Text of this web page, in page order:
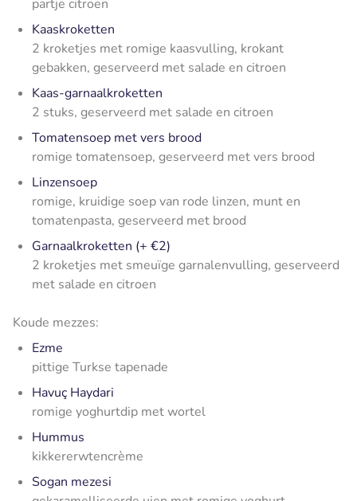
partje citroen
Kaaskroketten
2 kroketjes met romige kaasvulling, krokant
gebakken, geserveerd met salade en citroen
Kaas-garnaalkroketten
2 stuks, geserveerd met salade en citroen
Tomatensoep met vers brood
romige tomatensoep, geserveerd met vers brood
Linzensoep
romige, kruidige soep van rode linzen, munt en
tomatenpasta, geserveerd met brood
Garnaalkroketten (+ €2)
2 kroketjes met smeuïge garnalenvulling, geserveerd
met salade en citroen
Koude mezzes:
Ezme
pittige Turkse tapenade
Havuç Haydari
romige yoghurtdip met wortel
Hummus
kikkererwtencrème
Sogan mezesi